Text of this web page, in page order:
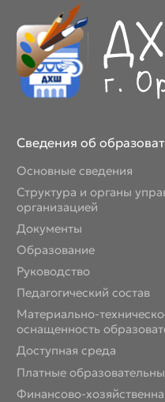
Сведения об
Основные сведения
Структура и органы
организацией
Документы
Образование
Руководство
Педагогический состав
Материально-
оснащенность
Доступная среда
Платные
Финансово-